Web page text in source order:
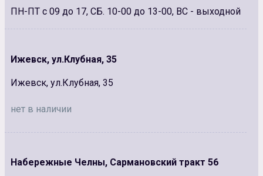
ПН-ПТ с 09 до 17, СБ. 10-00 до 13-00, ВС - выходной
Ижевск, ул.Клубная, 35
Ижевск, ул.Клубная, 35
нет в наличии
Набережные Челны, Сармановский тракт 56